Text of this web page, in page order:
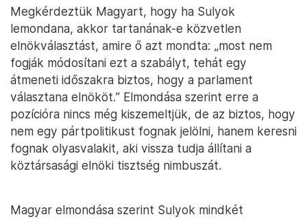
Megkérdeztük Magyart, hogy ha Sulyok
lemondana, akkor tartanának-e közvetlen
elnökválasztást, amire ő azt mondta: „most nem
fogják módosítani ezt a szabályt, tehát egy
átmeneti időszakra biztos, hogy a parlament
választana elnököt.” Elmondása szerint erre a
pozícióra nincs még kiszemeltjük, de az biztos, hogy
nem egy pártpolitikust fognak jelölni, hanem keresni
fognak olyasvalakit, aki vissza tudja állítani a
köztársasági elnöki tisztség nimbuszát.
Magyar elmondása szerint Sulyok mindkét